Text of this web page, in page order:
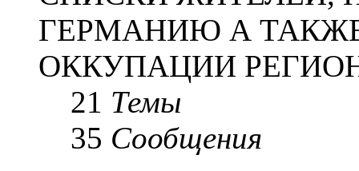
ГЕРМАНИЮ А
ОККУПАЦИИ
21 Темы
35 Сообщения